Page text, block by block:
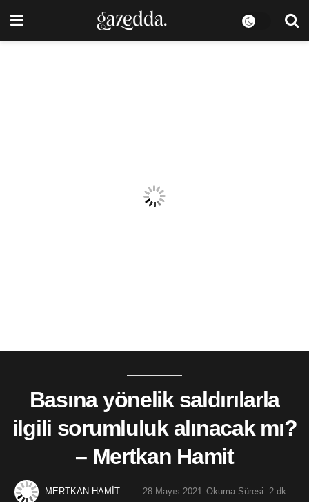
Basına yönelik saldırılarla
ilgili sorumluluk alınacak mı?
– Mertkan Hamit
MERTKAN HAMİT 28 Mayıs 2021 Okuma Süresi: 2 dk